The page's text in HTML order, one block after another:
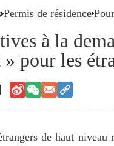
Permis de résidence
à la
pour les
de haut